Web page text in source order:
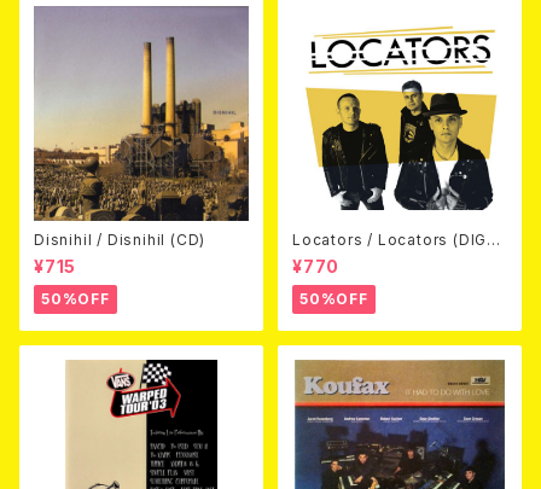
Disnihil / Disnihil (CD)
¥715
50%OFF
Locators / Locators (DIGPA
CK CD)
¥770
50%OFF